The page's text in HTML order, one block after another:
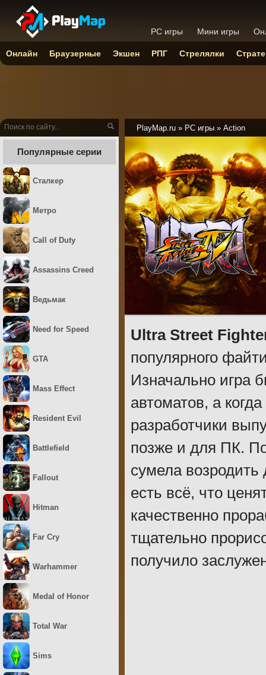
PlayMap.ru » PC игры » Action
Ultra Street
популярного
Изначально игра
автоматов, а
разработчики
позже и для ПК.
сумела
есть всё, что
качественно
тщательно
получило
Популярные серии
Сталкер
Метро
Call of Duty
Assassins Creed
Ведьмак
Need for Speed
GTA
Mass Effect
Resident Evil
Battlefield
Fallout
Hitman
Far Cry
Warhammer
Medal of Honor
Total War
Sims
PC игры Мини игры
Онлайн Браузерные Экшен РПГ Стрелялки